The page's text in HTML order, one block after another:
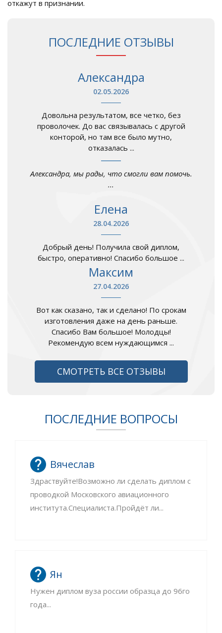
откажут в признании.
ПОСЛЕДНИЕ ОТЗЫВЫ
Александра
02.05.2026
Довольна результатом, все четко, без
проволочек. До вас связывалась с другой
конторой, но там все было мутно,
отказалась ...
Александра, мы рады, что смогли вам помочь.
...
Елена
28.04.2026
Добрый день! Получила свой диплом,
быстро, оперативно! Спасибо большое ...
Максим
27.04.2026
Вот как сказано, так и сделано! По срокам
изготовления даже на день раньше.
Спасибо Вам большое! Молодцы!
Рекомендую всем нуждающимся ...
СМОТРЕТЬ ВСЕ ОТЗЫВЫ
ПОСЛЕДНИЕ ВОПРОСЫ
Вячеслав
Здраствуйте!Возможно ли сделать диплом с
проводкой Московского авиационного
института.Специалиста.Пройдёт ли...
Ян
Нужен диплом вуза россии образца до 96го
года...